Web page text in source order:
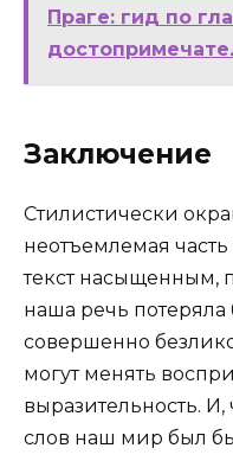
Праге: гид по
Заключение
Стилистически
неотъемлемая
текст насыщенным,
наша речь потеряла
совершенно
могут менять
выразительность. И,
слов наш мир был